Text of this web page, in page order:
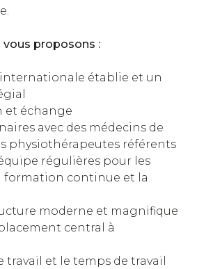
vous proposons :
établie et un
et échange
avec des médecins de
physiothérapeutes référents
régulières pour les
formation continue et la
moderne et magnifique
central à
travail et le temps de travail